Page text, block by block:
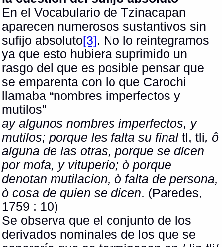
En el Vocabulario de Tzinacapan
aparecen numerosos sustantivos sin
sufijo absoluto[3]. No lo reintegramos
ya que esto hubiera suprimido un
rasgo del que es posible pensar que
se emparenta con lo que Carochi
llamaba “nombres imperfectos y
mutilos”
ay algunos nombres imperfectos, y
mutilos; porque les falta su finaltl, tli, ô
alguna de las otras, porque se dicen
por mofa, y vituperio; ò porque
denotan mutilacion, ò falta de persona,
ò cosa de quien se dicen. (Paredes,
1759 : 10)
Se observa que el conjunto de los
derivados nominales de los que se